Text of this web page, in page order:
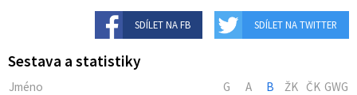
SDÍLET NA FB SDÍLET NA TWITTER
Sestava a statistiky
Jméno G A B ŽK ČK GWG